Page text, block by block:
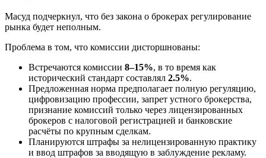
Масуд подчеркнул, что без закона о брокерах регулирование
рынка будет неполным.
Проблема в том, что комиссии дисторшнованы:
Встречаются комиссии 8–15%, в то время как
исторический стандарт составлял 2.5%.
Предложенная норма предполагает полную регуляцию,
цифровизацию профессии, запрет устного брокерства,
признание комиссий только через лицензированных
брокеров с налоговой регистрацией и банковские
расчёты по крупным сделкам.
Планируются штрафы за нелицензированную практику
и ввод штрафов за вводящую в заблуждение рекламу.